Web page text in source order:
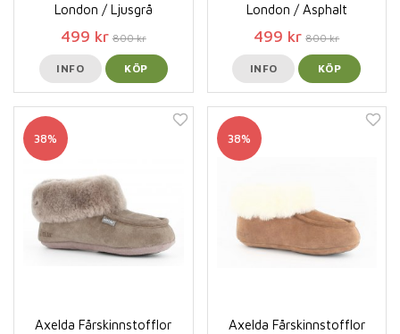
London / Ljusgrå
499 kr 800 kr
INFO KÖP
London / Asphalt
499 kr 800 kr
INFO KÖP
38%
Axelda Fårskinnstofflor
38%
Axelda Fårskinnstofflor